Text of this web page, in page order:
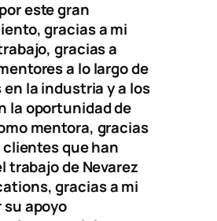
este gran
gracias a mi
gracias a
a lo largo de
la industria y a los
la oportunidad de
mentora, gracias
que han
trabajo de Nevarez
gracias a mi
su apoyo